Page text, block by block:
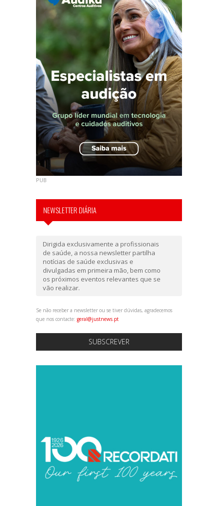
PUB
NEWSLETTER DIÁRIA
Dirigida exclusivamente a profissionais
de saúde, a nossa newsletter partilha
notícias de saúde exclusivas e
divulgadas em primeira mão, bem como
os próximos eventos relevantes que se
vão realizar.
Se não receber a newsletter ou se tiver dúvidas, agradecemos
que nos contacte: geral@justnews.pt
SUBSCREVER